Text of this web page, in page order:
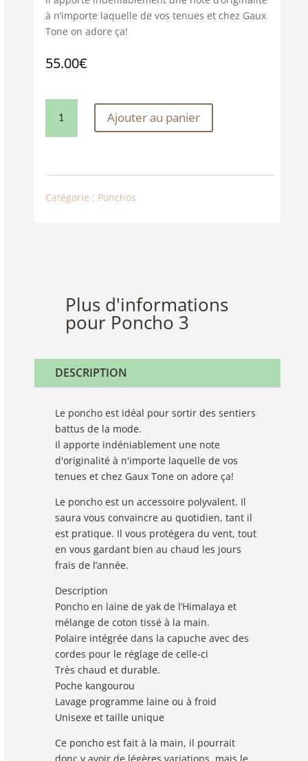
à n’importe laquelle de vos tenues et chez Gaux
Tone on adore ça!
55.00€
3
Ajouter au panier
Catégorie : Ponchos
Plus d'informations
pour Poncho 3
DESCRIPTION
Le poncho est idéal pour sortir des sentiers
battus de la mode.
Il apporte indéniablement une note
d'originalité à n'importe laquelle de vos
tenues et chez Gaux Tone on adore ça!
Le poncho est un accessoire polyvalent. Il
saura vous convaincre au quotidien, tant il
est pratique. Il vous protégera du vent, tout
en vous gardant bien au chaud les jours
frais de l’année.
Description
Poncho en laine de yak de l’Himalaya et
mélange de coton tissé à la main.
Polaire intégrée dans la capuche avec des
cordes pour le réglage de celle-ci
Très chaud et durable.
Poche kangourou
Lavage programme laine ou à froid
Unisexe et taille unique
Ce poncho est fait à la main, il pourrait